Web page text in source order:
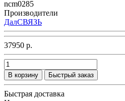
ncm0285
Производители
ДалСВЯЗЬ
37950 р.
В корзину Быстрый заказ
Быстрая доставка